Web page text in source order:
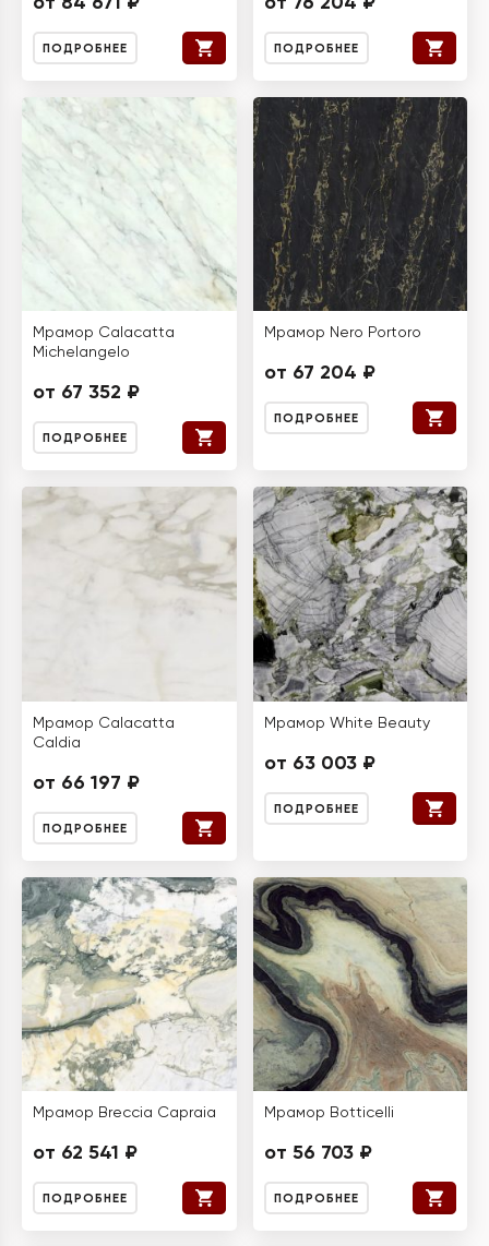
ПОДРОБНЕЕ ПОДРОБНЕЕ
Мрамор Calacatta
Michelangelo
от 67 352 ₽
ПОДРОБНЕЕ
Мрамор Nero Portoro
от 67 204 ₽
ПОДРОБНЕЕ
Мрамор Calacatta
Caldia
от 66 197 ₽
ПОДРОБНЕЕ
Мрамор White Beauty
от 63 003 ₽
ПОДРОБНЕЕ
Мрамор Breccia Capraia
от 62 541 ₽
ПОДРОБНЕЕ
Мрамор Botticelli
от 56 703 ₽
ПОДРОБНЕЕ